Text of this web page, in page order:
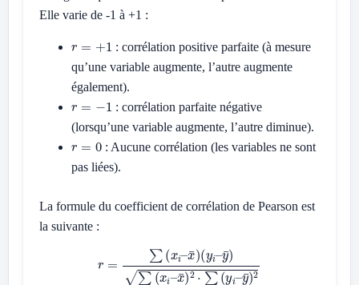
Elle varie de -1 à +1 :
: corrélation positive parfaite (à mesure
qu’une variable augmente, l’autre augmente
également).
: corrélation parfaite négative
(lorsqu’une variable augmente, l’autre diminue).
: Aucune corrélation (les variables ne sont
pas liées).
La formule du coefficient de corrélation de Pearson est
la suivante :
–y¯)∑ xi–x¯ )2⋅